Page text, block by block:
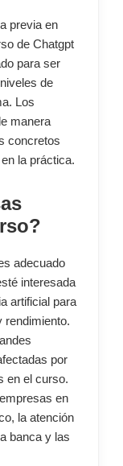
previa en
de Chatgpt
para ser
de
Los
manera
concretos
la práctica.
adecuado
interesada
artificial para
rendimiento.
por
en el curso.
en
la atención
banca y las